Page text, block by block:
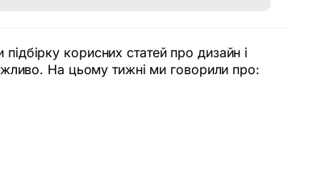
корисних статей про дизайн і
На цьому тижні ми говорили про: